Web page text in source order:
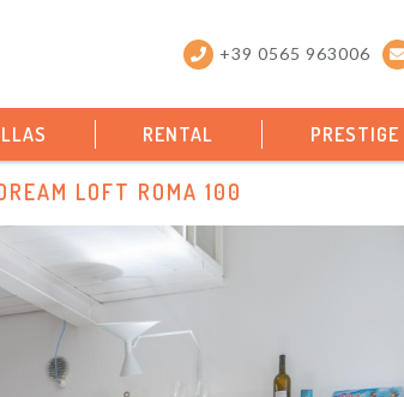
+39 0565 963006
RENTAL PRESTIGE
LOFT ROMA 100